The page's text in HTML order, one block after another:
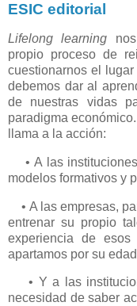
ESIC editorial
Lifelong learning
propio proceso de
cuestionarnos el
debemos dar al
de nuestras vidas
paradigma
llama a la acción:
• A las
modelos formativos y
• A las empresas,
entrenar su propio
experiencia de
apartamos por su
• Y a las
necesidad de saber